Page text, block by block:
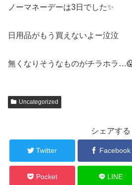
ノーマネーデーは3日でした✨
日用品がもう買えないよー泣泣
無くなりそうなものがチラホラ
Uncategorized
シェアする
Twitter Facebook
Pocket LINE